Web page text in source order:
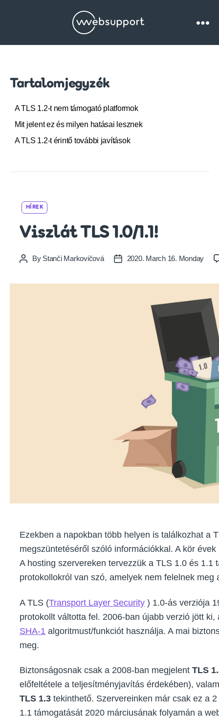
Websupport.hu
Tartalomjegyzék
A TLS 1.2-t nem támogató platformok
Mit jelent ez és milyen hatásai lesznek
A TLS 1.2-t érintő további javítások
HÍREK
Viszlát TLS 1.0/1.1!
PostBy Stanči Markovičová
Post2020. March 16. Monday
Ezekben a napokban több helyen is találkozhat a
megszüntetéséről szóló információkkal. A kör
A hosting szervereken tervezzük a TLS 1.0 és 1.1
protokollokról van szó, amelyek nem felelnek
A TLS (Transport Layer Security ) 1.0-ás verziója
protokollt váltotta fel. 2006-ban újabb verzió jött
SHA-1 algoritmust/funkciót használja. A mai
meg.
Biztonságosnak csak a 2008-ban megjelent TLS
előfeltétele a teljesítményjavítás érdekében),
TLS 1.3 tekinthető. Szervereinken már csak ez a
1.1 támogatását 2020 márciusának folyamán a